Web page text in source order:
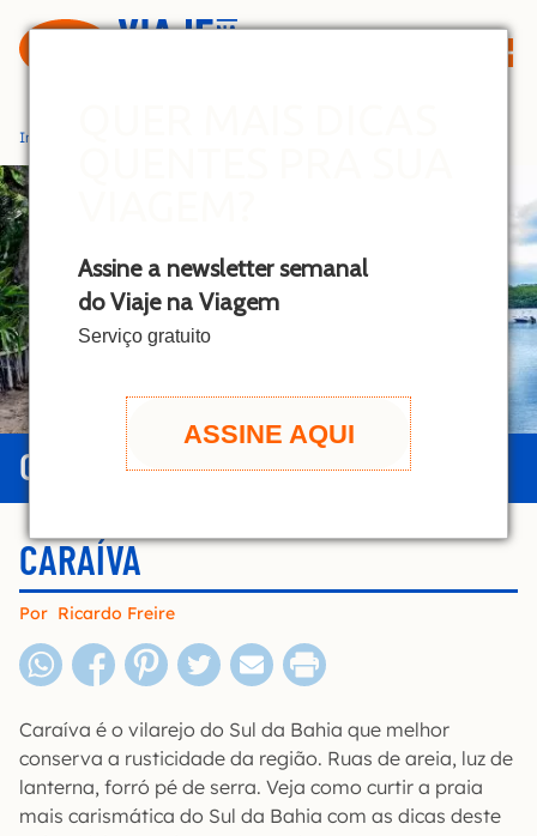
Assine a newsletter semanal
do Viaje na Viagem
Serviço gratuito
ASSINE AQUI
c
o
n
t
e
n
t
Início
GUIA DE CARAÍVA
CARAÍVA
Por Ricardo Freire
Caraíva é o vilarejo do Sul da Bahia que melhor
conserva a rusticidade da região. Ruas de areia, luz de
lanterna, forró pé de serra. Veja como curtir a praia
mais carismática do Sul da Bahia com as dicas deste